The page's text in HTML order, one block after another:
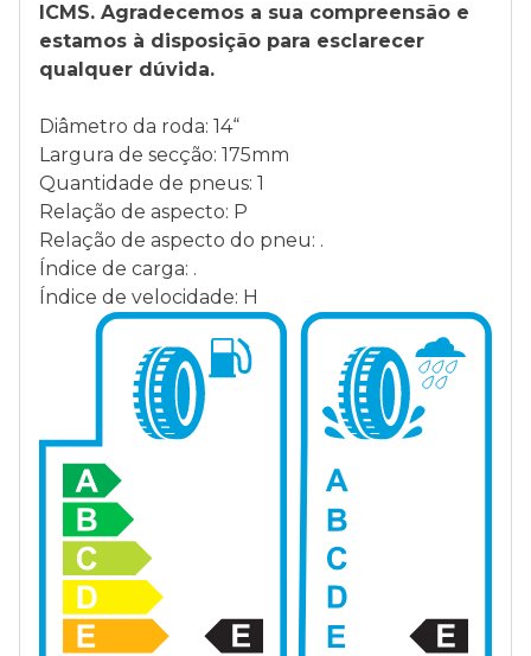
ICMS. Agradecemos a sua compreensão e
estamos à disposição para esclarecer
qualquer dúvida.
Diâmetro da roda: 14“
Largura de secção: 175mm
Quantidade de pneus: 1
Relação de aspecto: P
Relação de aspecto do pneu: .
Índice de carga: .
Índice de velocidade: H